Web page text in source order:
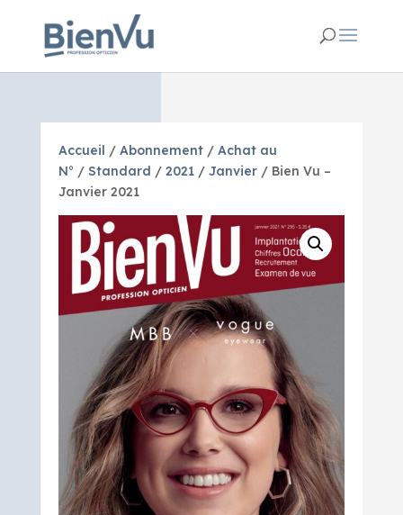
Accueil / Abonnement/ Achat au
N° / Standard / 2021/ Janvier/ Bien Vu –
Janvier 2021